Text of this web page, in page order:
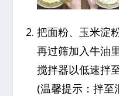
把面粉、玉米淀
再过筛加入牛油
搅拌器以低速拌
(温馨提示：拌至